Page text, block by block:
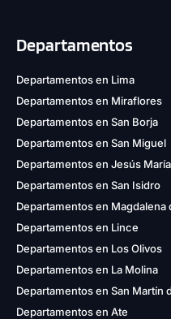
Departamentos
Departamentos en Lima
Departamentos en Miraflores
Departamentos en San Borja
Departamentos en San Miguel
Departamentos en Jesús María
Departamentos en San Isidro
Departamentos en Magdalena
Departamentos en Lince
Departamentos en Los Olivos
Departamentos en La Molina
Departamentos en San Martín
Departamentos en Ate